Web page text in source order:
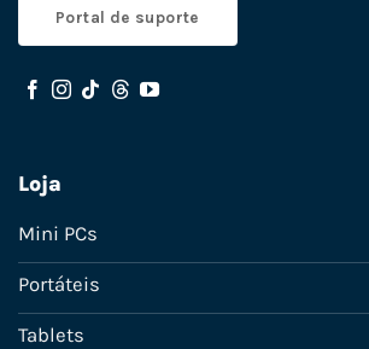
Portal de suporte
Loja
Mini PCs
Portáteis
Tablets